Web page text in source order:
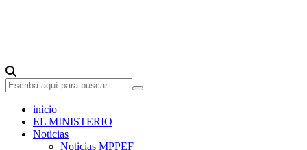
inicio
EL MINISTERIO
Noticias
Noticias MPPEF